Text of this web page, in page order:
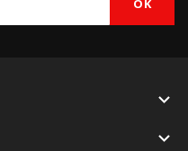

